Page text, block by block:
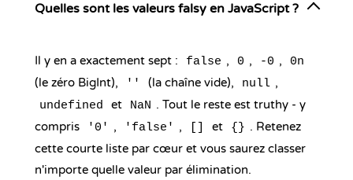
Quelles sont les valeurs falsy en JavaScript ?
Il y en a exactement sept : false , 0 , -0 , 0n
(le zéro BigInt), '' (la chaîne vide), null ,
undefined et NaN . Tout le reste est truthy - y
compris
'0' , 'false' , et {} . Retenez
cette courte liste par cœur et vous saurez classer
n'importe quelle valeur par élimination.